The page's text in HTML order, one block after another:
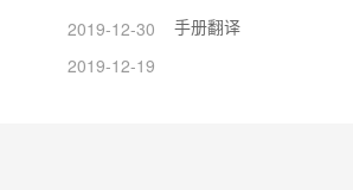
2019-12-30 手册翻译
2019-12-19